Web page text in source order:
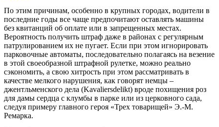
По этим причинам, особенно в крупных городах, водители в
последние годы все чаще предпочитают оставлять машины
без квитанций об оплате или в запрещенных местах.
Вероятность получить штраф даже в районах с регулярным
патрулированием их не пугает. Если при этом игнорировать
парковочные автоматы, последовательно полагаясь на везение
в этой своеобразной штрафной рулетке, можно реально
сэкономить, а свою хитрость при этом рассматривать в
качестве мелкого нарушения, как говорят немцы –
джентльменского дела (Kavaliersdelikt) вроде похищения роз
для дамы сердца с клумбы в парке или из церковного сада,
следуя примеру главного героя «Трех товарищей» Э.-М.
Ремарка.